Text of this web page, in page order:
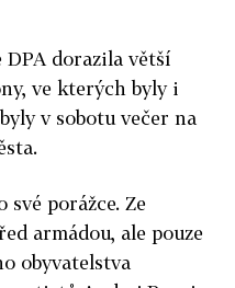
dorazila větší
ve kterých byly i
v sobotu večer na
porážce. Ze
armádou, ale pouze
obyvatelstva